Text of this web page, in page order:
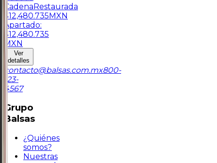
CadenaRestaurada
$12,480.735MXN
Apartado:
$12,480.735
MXN
Ver
detalles
contacto@balsas.com.mx800-
123-
4567
Grupo
Balsas
¿Quiénes
somos?
Nuestras